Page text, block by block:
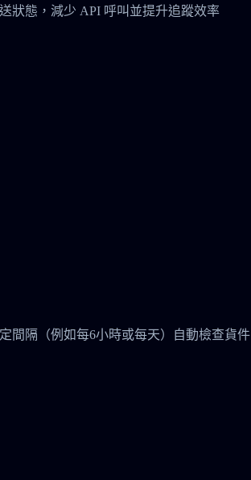
狀態，減少 API 呼叫並提升追蹤效率
間隔（例如每6小時或每天）自動檢查貨件